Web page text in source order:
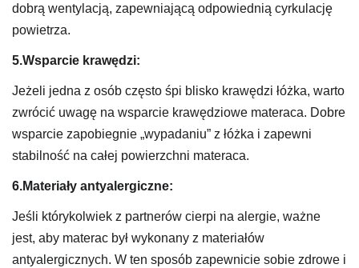
dobrą wentylacją, zapewniającą odpowiednią cyrkulację
powietrza.
5.Wsparcie krawędzi:
Jeżeli jedna z osób często śpi blisko krawędzi łóżka, warto
zwrócić uwagę na wsparcie krawędziowe materaca. Dobre
wsparcie zapobiegnie „wypadaniu” z łóżka i zapewni
stabilność na całej powierzchni materaca.
6.Materiały antyalergiczne:
Jeśli którykolwiek z partnerów cierpi na alergie, ważne
jest, aby materac był wykonany z materiałów
antyalergicznych. W ten sposób zapewnicie sobie zdrowe i